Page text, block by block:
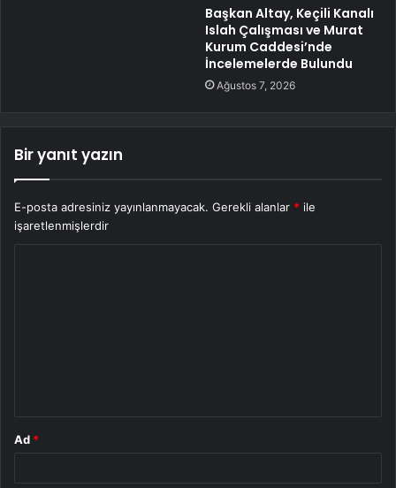
Başkan Altay, Keçili Kanalı
Islah Çalışması ve Murat
Kurum Caddesi’nde
İncelemelerde Bulundu
Ağustos 7, 2026
Bir yanıt yazın
E-posta adresiniz yayınlanmayacak. Gerekli alanlar * ile
işaretlenmişlerdir
Ad *